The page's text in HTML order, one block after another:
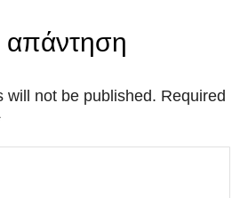
απάντηση
will not be published. Required